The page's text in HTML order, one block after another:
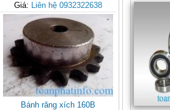
Giá: Liên hệ 0932322638
Bánh răng xích 160B